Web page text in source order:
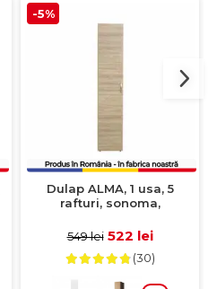
-5%
Dulap ALMA, 1 usa, 5
rafturi, sonoma,
549 lei 522 lei
(30)